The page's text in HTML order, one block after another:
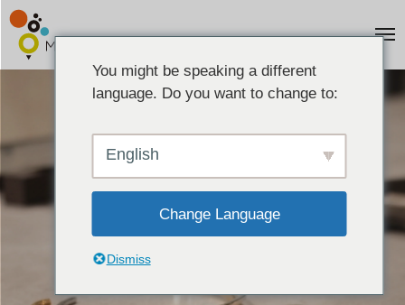
You might be speaking a different
language. Do you want to change to:
English
Change Language
Dismiss